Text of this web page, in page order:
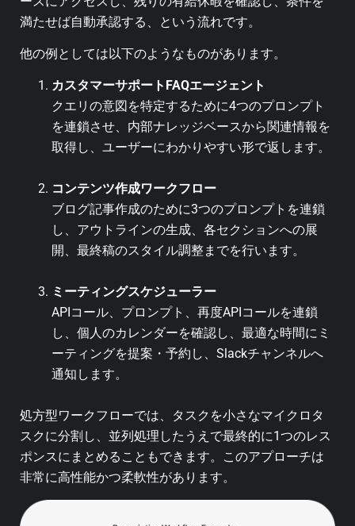
満たせば自動承認する、という流れです。
他の例としては以下のようなものがあります。
カスタマーサポートFAQエージェント
クエリの意図を特定するために4つのプロンプト
を連鎖させ、内部ナレッジベースから関連情報を
取得し、ユーザーにわかりやすい形で返します。
コンテンツ作成ワークフロー
ブログ記事作成のために3つのプロンプトを連鎖
し、アウトラインの生成、各セクションへの展
開、最終稿のスタイル調整までを行います。
ミーティングスケジューラー
APIコール、プロンプト、再度APIコールを連鎖
し、個人のカレンダーを確認し、最適な時間にミ
ーティングを提案・予約し、Slackチャンネルへ
通知します。
処方型ワークフローでは、タスクを小さなマイクロタ
スクに分割し、並列処理したうえで最終的に1つのレス
ポンスにまとめることもできます。このアプローチは
非常に高性能かつ柔軟性があります。